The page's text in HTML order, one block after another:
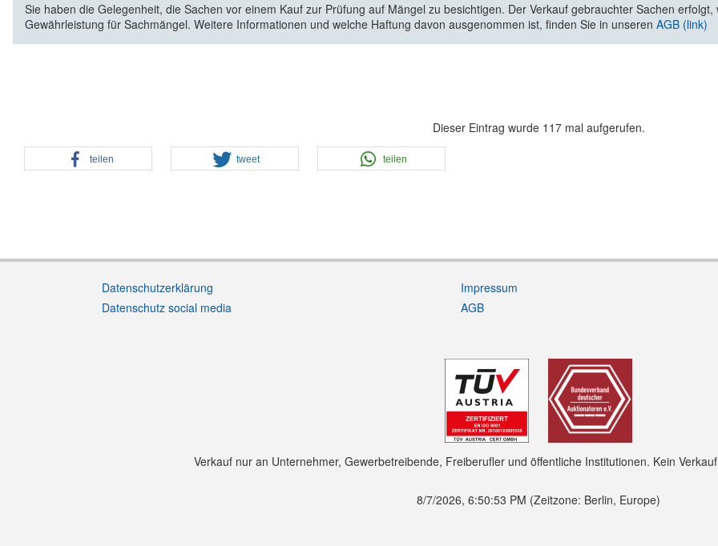
Sie haben die Gelegenheit, die Sachen vor einem Kauf zur Prüfung auf Mängel zu besichtigen. Der Verkauf gebrauchter Sachen
Gewährleistung für Sachmängel. Weitere Informationen und welche Haftung davon ausgenommen ist, finden Sie in unseren AGB (link)
Dieser Eintrag wurde 117 mal aufgerufen.
teilen tweet teilen
Datenschutzerklärung
Datenschutz social media
Impressum
AGB
Verkauf nur an Unternehmer, Gewerbetreibende, Freiberufler und öffentliche Institutionen. Kein
8/7/2026, 6:50:54 PM (Zeitzone: Berlin, Europe)